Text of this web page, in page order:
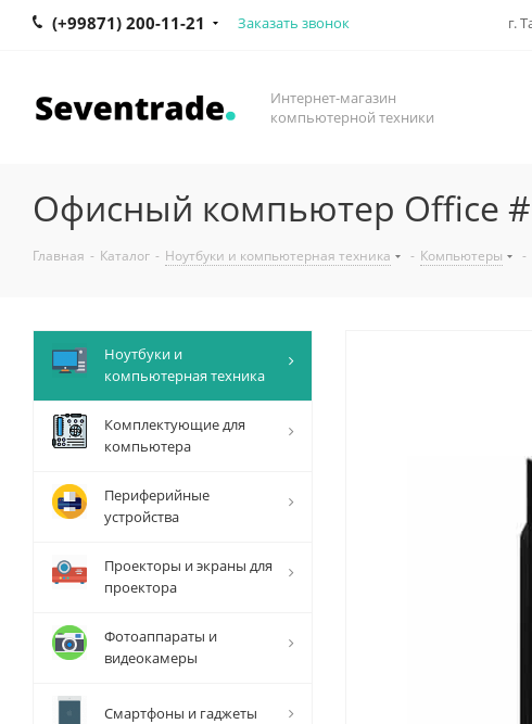
(+99871) 200-11-21 Заказать звонок г.
Интернет-магазин
компьютерной техники
Офисный компьютер Office
Главная - Каталог - Ноутбуки и компьютерная техника - Компьютеры -
Ноутбуки и
компьютерная техника
Комплектующие для
компьютера
Периферийные
устройства
Проекторы и экраны для
проектора
Фотоаппараты и
видеокамеры
Смартфоны и гаджеты